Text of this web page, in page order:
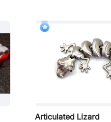
Articulated Lizard